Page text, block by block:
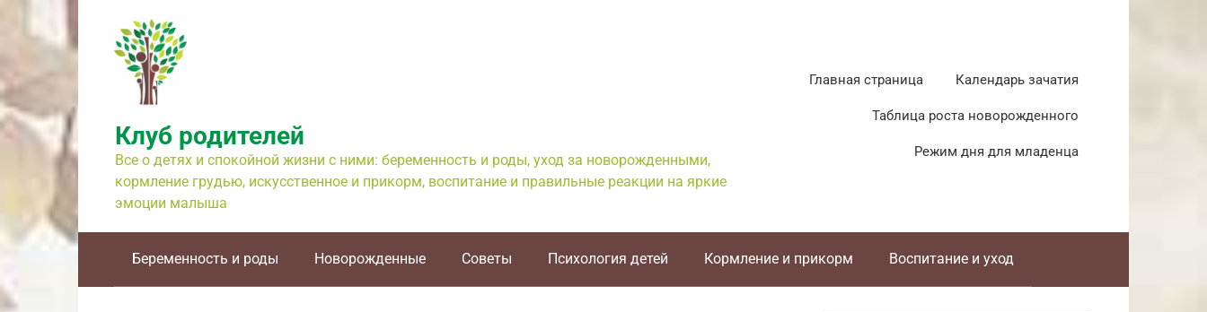
контенту
Клуб родителей
Все о детях и спокойной жизни с ними: беременность и роды, уход за новорожденными,
кормление грудью, искусственное и прикорм, воспитание и правильные реакции на яркие
эмоции малыша
Главная страница Календарь зачатия
Таблица роста новорожденного
Режим дня для младенца
Беременность и роды Новорожденные Советы Психология детей Кормление и прикорм Воспитание и уход